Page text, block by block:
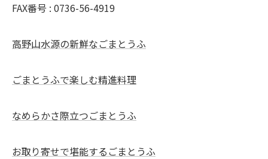
FAX番号 : 0736-56-4919
高野山水源の新鮮なごまとうふ
ごまとうふで楽しむ精進料理
なめらかさ際立つごまとうふ
お取り寄せで堪能するごまとうふ